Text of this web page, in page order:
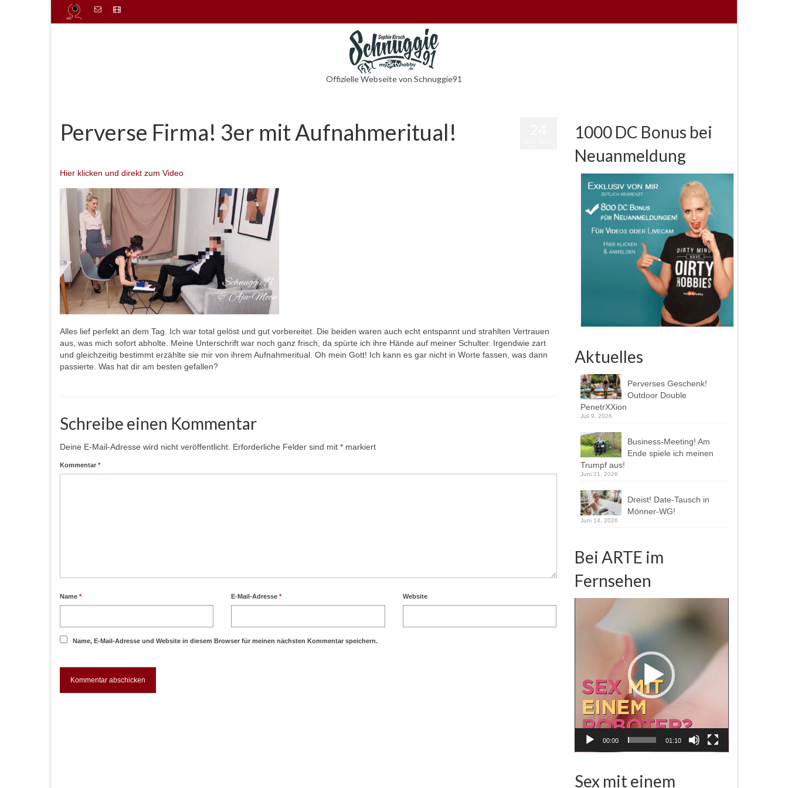
Offizielle Webseite von Schnuggie91
Perverse Firma! 3er mit Aufnahmeritual!
Hier klicken und direkt zum Video
Alles lief perfekt an dem Tag. Ich war total gelöst und gut vorbereitet. Die beiden waren auch echt entspannt und strahlten Vertrauen
aus, was mich sofort abholte. Meine Unterschrift war noch ganz frisch, da spürte ich ihre Hände auf meiner Schulter. Irgendwie zart
und gleichzeitig bestimmt erzählte sie mir von ihrem Aufnahmeritual. Oh mein Gott! Ich kann es gar nicht in Worte fassen, was dann
passierte. Was hat dir am besten gefallen?
Schreibe einen Kommentar
Deine E-Mail-Adresse wird nicht veröffentlicht. Erforderliche Felder sind mit * markiert
Kommentar *
Name * E-Mail-Adresse* Website
Name, E-Mail-Adresse und Website in diesem Browser für meinen nächsten Kommentar speichern.
1000 DC Bonus bei
Neuanmeldung
Aktuelles
Perverses Geschenk!
Outdoor Double
PenetrXXion
Juli 9, 2026
Business-Meeting! Am
Ende spiele ich meinen
Trumpf aus!
Juni 21, 2026
Dreist! Date-Tausch in
Mönner-WG!
Juni 14, 2026
Bei ARTE im
Fernsehen
00:00 01:10
Sex mit einem